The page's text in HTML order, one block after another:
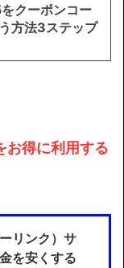
クーポンコー
方法3ステップ
お得に利用する
リンク）サ
を安くする